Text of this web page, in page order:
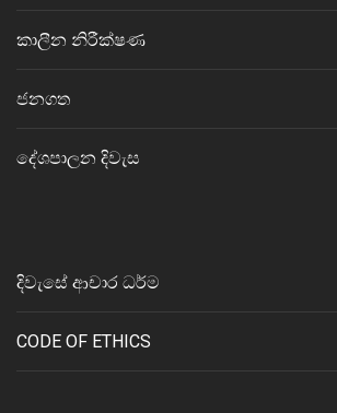
කාලීන නිරීක්ෂණ
ජනගත
දේශපාලන දිවැස
දිවැසේ ආචාර ධර්ම
CODE OF ETHICS